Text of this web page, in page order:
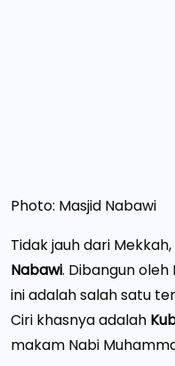
Photo: Masjid Nabawi
Tidak jauh dari
Nabawi. Dibangun oleh
ini adalah salah satu
Ciri khasnya adalah
makam Nabi